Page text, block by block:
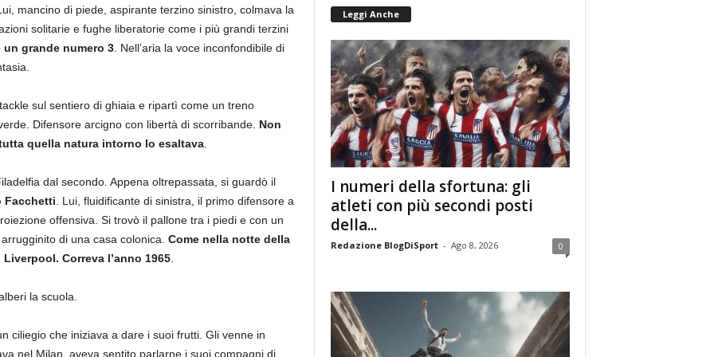
mancino di piede, aspirante terzino sinistro, colmava la
solitarie e fughe liberatorie come i più grandi terzini
grande numero 3. Nell’aria la voce inconfondibile di
sul sentiero di ghiaia e ripartì come un treno
Difensore arcigno con libertà di scorribande. Non
quella natura intorno lo esaltava.
dal secondo. Appena oltrepassata, si guardò il
Facchetti . Lui, fluidificante di sinistra, il primo difensore a
offensiva. Si trovò il pallone tra i piedi e con un
di una casa colonica. Come nella notte della
Correva l’anno 1965.
la scuola.
ciliegio che iniziava a dare i suoi frutti. Gli venne in
nel Milan, aveva sentito parlarne i suoi compagni di
Leggi Anche
I numeri della sfortuna: gli
atleti con più secondi posti
della...
Redazione BlogDiSport - Ago 8, 2026 0